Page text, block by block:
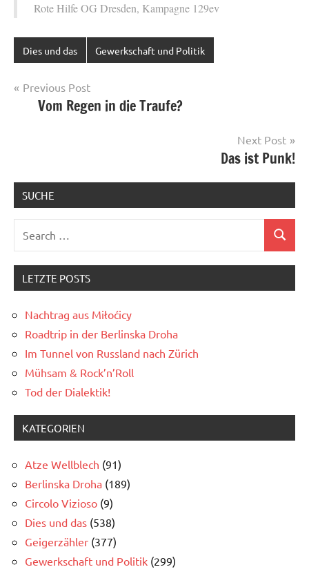
Rote Hilfe OG Dresden, Kampagne 129ev
Dies und das Gewerkschaft und Politik
Post
navigation
Previous Post
Vom Regen in die Traufe?
Next Post
Das ist Punk!
SUCHE
Search
LETZTE POSTS
Nachtrag aus Miłoćicy
Roadtrip in der Berlinska Droha
Im Tunnel von Russland nach Zürich
Mühsam & Rock’n’Roll
Tod der Dialektik!
KATEGORIEN
Atze Wellblech (91)
Berlinska Droha (189)
Circolo Vizioso (9)
Dies und das (538)
Geigerzähler (377)
Gewerkschaft und Politik (299)